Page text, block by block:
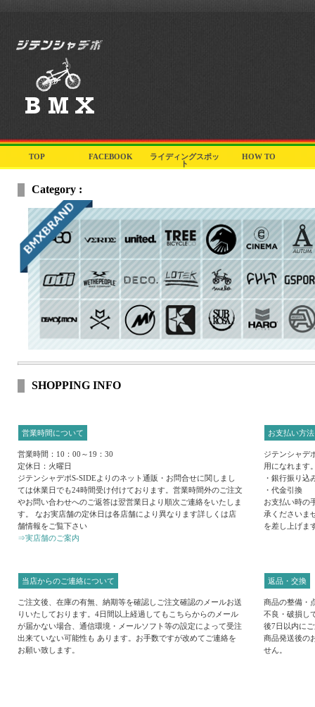
TOP FACEBOOK
ライディングスポッ
ト
HOW TO
Category :
SHOPPING INFO
営業時間について
営業時間：10：00～19：30
定休日：火曜日
ジテンシャデポS-SIDEよりのネット通販・お問合せに関しまし
ては休業日でも24時間受け付けております。営業時間外のご注文
やお問い合わせへのご返答は翌営業日より順次ご連絡をいたしま
す。 なお実店舗の定休日は各店舗により異なります詳しくは店
舗情報をご覧下さい
⇒実店舗のご案内
お支払い方法
ジテンシャデ
用になれます
・銀行振り込
・代金引換
お支払い時の
承くださいま
を差し上げま
当店からのご連絡について
ご注文後、在庫の有無、納期等を確認しご注文確認のメールお送
りいたしております。4日間以上経過してもこちらからのメール
が届かない場合、通信環境・メールソフト等の設定によって受注
出来ていない可能性も あります。お手数ですが改めてご連絡を
お願い致します。
返品・交換
商品の整備・
不良・破損し
後7日以内に
商品発送後の
せん。